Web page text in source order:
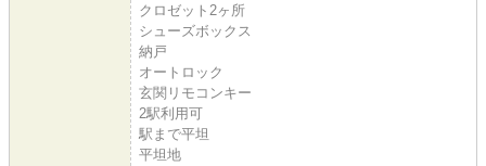
クロゼット2ヶ所
シューズボックス
納戸
オートロック
玄関リモコンキー
2駅利用可
駅まで平坦
平坦地